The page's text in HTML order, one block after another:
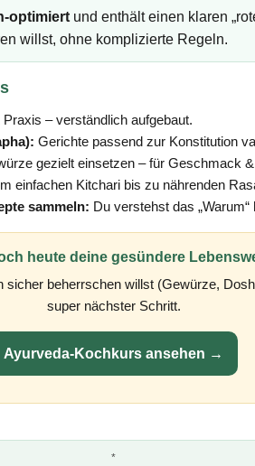
optimiertund enthält einen klaren
willst, ohne komplizierte Regeln.
Praxis – verständlich aufgebaut.
Gerichte passend zur Konstitution
gezielt einsetzen – für Geschmack
einfachen Kitchari bis zu nährenden
sammeln: Du verstehst das
heute deine gesündere
beherrschen willst (Gewürze,
super nächster Schritt.
Ayurveda-Kochkurs ansehen →
*